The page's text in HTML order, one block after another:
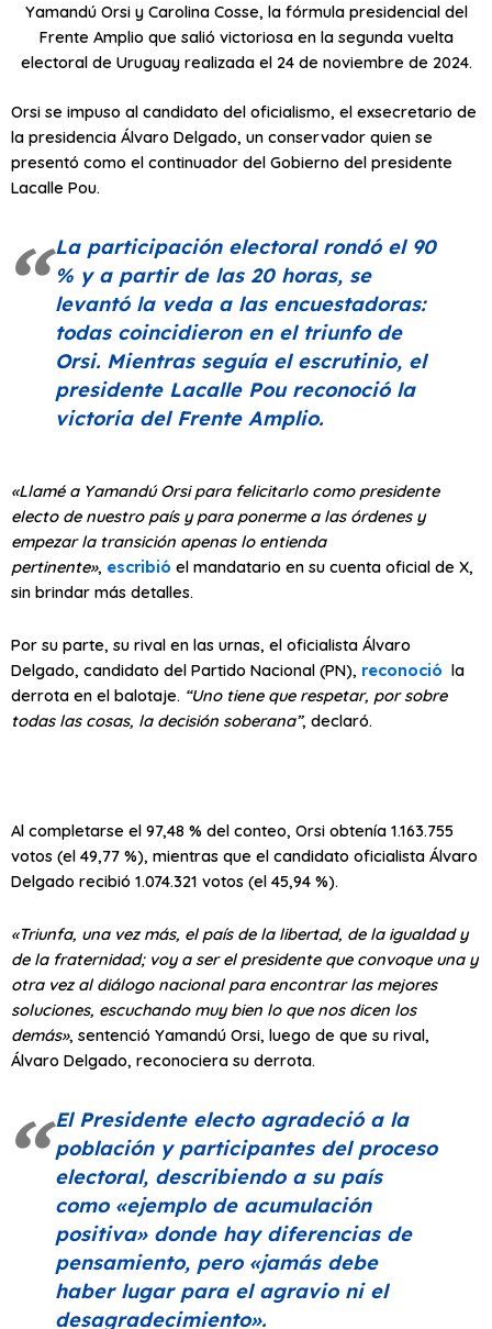
Yamandú Orsi y Carolina Cosse, la fórmula presidencial del
Frente Amplio que salió victoriosa en la segunda vuelta
electoral de Uruguay realizada el 24 de noviembre de 2024.
Orsi se impuso al candidato del oficialismo, el exsecretario de
la presidencia Álvaro Delgado, un conservador quien se
presentó como el continuador del Gobierno del presidente
Lacalle Pou.
La participación electoral rondó el 90
% y a partir de las 20 horas, se
levantó la veda a las encuestadoras:
todas coincidieron en el triunfo de
Orsi. Mientras seguía el escrutinio, el
presidente Lacalle Pou reconoció la
victoria del Frente Amplio.
«Llamé a Yamandú Orsi para felicitarlo como presidente
electo de nuestro país y para ponerme a las órdenes y
empezar la transición apenas lo entienda
pertinente», escribió el mandatario en su cuenta oficial de X,
sin brindar más detalles.
Por su parte, su rival en las urnas, el oficialista Álvaro
Delgado, candidato del Partido Nacional (PN), reconoció la
derrota en el balotaje. “Uno tiene que respetar, por sobre
todas las cosas, la decisión soberana”, declaró.
Al completarse el 97,48 % del conteo, Orsi obtenía 1.163.755
votos (el 49,77 %), mientras que el candidato oficialista Álvaro
Delgado recibió 1.074.321 votos (el 45,94 %).
«Triunfa, una vez más, el país de la libertad, de la igualdad y
de la fraternidad; voy a ser el presidente que convoque una y
otra vez al diálogo nacional para encontrar las mejores
soluciones, escuchando muy bien lo que nos dicen los
demás», sentenció Yamandú Orsi, luego de que su rival,
Álvaro Delgado, reconociera su derrota.
El Presidente electo agradeció a la
población y participantes del proceso
electoral, describiendo a su país
como «ejemplo de acumulación
positiva»donde hay diferencias de
pensamiento, pero «jamás debe
haber lugar para el agravio ni el
desagradecimiento».